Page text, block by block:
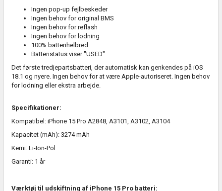
Ingen pop-up fejlbeskeder
Ingen behov for original BMS
Ingen behov for reflash
Ingen behov for lodning
100% batterihelbred
Batteristatus viser "USED"
Det første tredjepartsbatteri, der automatisk kan genkendes på iOS
18.1 og nyere. Ingen behov for at være Apple-autoriseret. Ingen behov
for lodning eller ekstra arbejde.
Specifikationer:
Kompatibel: iPhone 15 Pro A2848, A3101, A3102, A3104
Kapacitet (mAh): 3274 mAh
Kemi: Li-Ion-Pol
Garanti: 1 år
Værktøj til udskiftning af iPhone 15 Pro batteri: